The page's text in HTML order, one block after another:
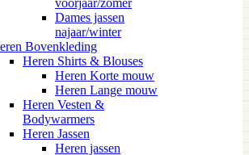
voorjaar/zomer
Dames jassen
najaar/winter
Bovenkleding
Heren Shirts & Blouses
Heren Korte mouw
Heren Lange mouw
Heren Vesten &
Bodywarmers
Heren Jassen
Heren jassen